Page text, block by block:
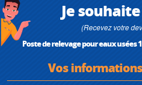
• Rehausse SK3/RE250 disponible
pose
• Couvercle de remplacement SK3/
remplacement
• Raccord RAC PE pour adaptation du
• Hauteur max : 14 m
• Débit max : 30 m3/h
Je
(Recevez votre
Poste de relevage pour eaux usées
Vos